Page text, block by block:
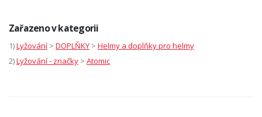
Zařazeno v kategorii
1)Lyžování > DOPLŇKY > Helmy a doplňky pro helmy
2)Lyžování - značky > Atomic